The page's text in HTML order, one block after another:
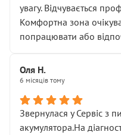
увагу. Відчувається
Комфортна зона
попрацювати або
Оля Н.
6 місяців тому
Звернулася у Сервіс з
акумулятора.На